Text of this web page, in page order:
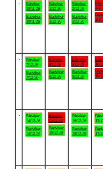
Båtviken
30/11-26
Badviken
30/11-26
Båtviken
1/12-26
Badviken
1/12-26
Båtviken
2/12-26
Badviken
2/12-26
3/
3/
Båtviken
7/12-26
Badviken
7/12-26
Båtviken
8/12-26
Badviken
8/12-26
Båtviken
9/12-26
Badviken
9/12-26
10/
10/
Båtviken
14/12-26
Badviken
14/12-26
Båtviken
15/12-26
Badviken
15/12-26
Båtviken
16/12-26
Badviken
16/12-26
17/
17/